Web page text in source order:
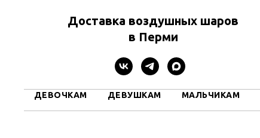
Доставка воздушных шаров
в Перми
ДЕВОЧКАМ ДЕВУШКАМ МАЛЬЧИКАМ